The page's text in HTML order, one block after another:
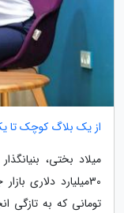
از یک بلاگ کوچک تا
میلاد بختی،
تومانی که به تازگی